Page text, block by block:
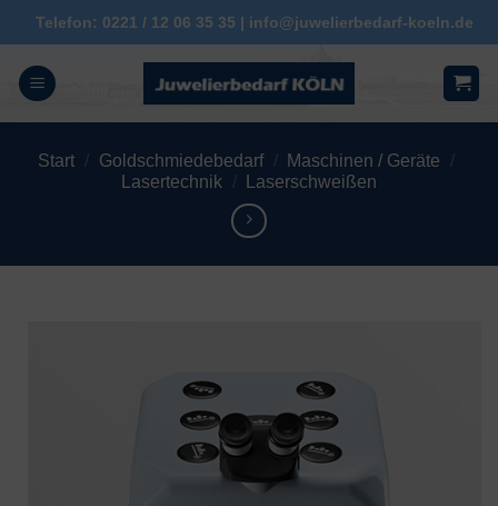
Zum
Inhalt
springen
Telefon: 0221 / 12 06 35 35 | info@juwelierbedarf-koeln.de
Start / Goldschmiedebedarf / Maschinen / Geräte
/
Lasertechnik
/ Laserschweißen